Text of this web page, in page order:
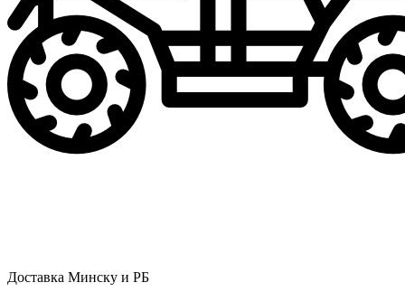
Доставка Минску и РБ